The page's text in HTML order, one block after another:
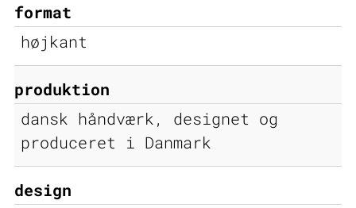
format
højkant
produktion
dansk håndværk, designet og
produceret i Danmark
design